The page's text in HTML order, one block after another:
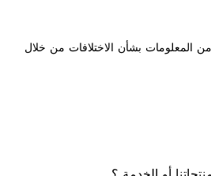
المعلومات بشأن الاختلافات من خلال